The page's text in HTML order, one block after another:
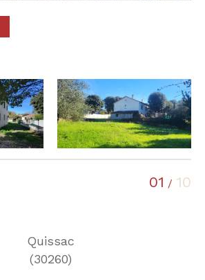
01 / 10
Quissac
(30260)